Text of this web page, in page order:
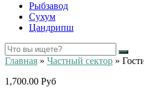
Рыбзавод
Сухум
Цандрипш
Главная » Частный сектор »
1,700.00 Руб